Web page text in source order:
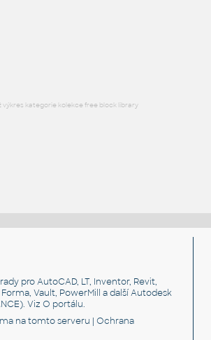
kategorie kolekce free block library
pro AutoCAD, LT, Inventor, Revit,
Forma, Vault, PowerMill a další Autodesk
VizO portálu.
na tomto serveru |Ochrana